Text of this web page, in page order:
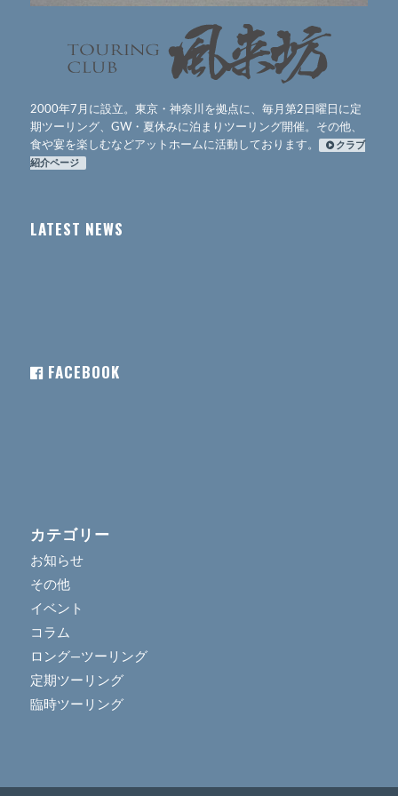
2000年7月に設立。東京・神奈川を拠点に、毎月第2日曜日に定
期ツーリング、GW・夏休みに泊まりツーリング開催。その他、
食や宴を楽しむなどアットホームに活動しております。
クラブ
紹介ページ
LATEST NEWS
FACEBOOK
カテゴリー
お知らせ
その他
イベント
コラム
ロング―ツーリング
定期ツーリング
臨時ツーリング